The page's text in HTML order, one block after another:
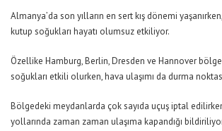
Almanya’da son yılların en sert kış dönemi
kutup soğukları hayatı olumsuz etkiliyor.
Özellike Hamburg, Berlin, Dresden ve Hannover
soğukları etkili olurken, hava ulaşımı da durma
Bölgedeki meydanlarda çok sayıda uçuş iptal
yollarında zaman zaman ulaşıma kapandığı